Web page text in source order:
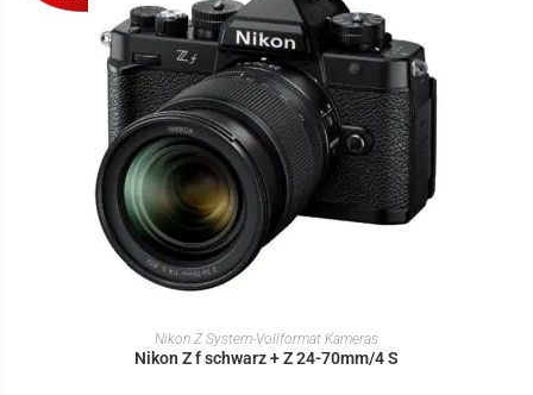
IN DEN WARENKORB
Nikon Z System-Vollformat Kameras
Nikon Z f schwarz + Z 24-70mm/4 S